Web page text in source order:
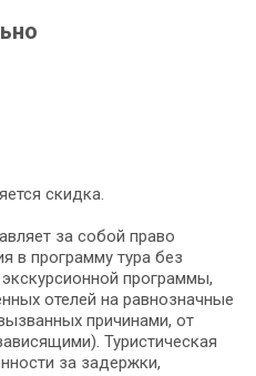
скидка.
за собой право
в программу тура без
программы,
отелей на равнозначные
причинами, от
Туристическая
за задержки,